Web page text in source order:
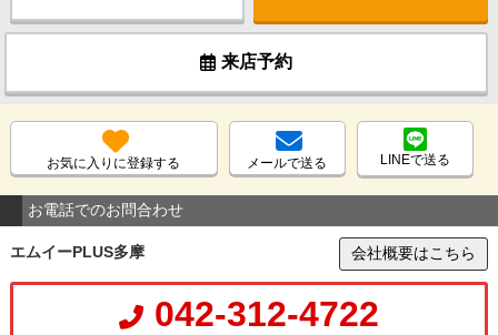
来店予約
お気に入りに登録する メールで送る LINEで送る
お電話でのお問合わせ
エムイーPLUS多摩 会社概要はこちら
042-312-4722